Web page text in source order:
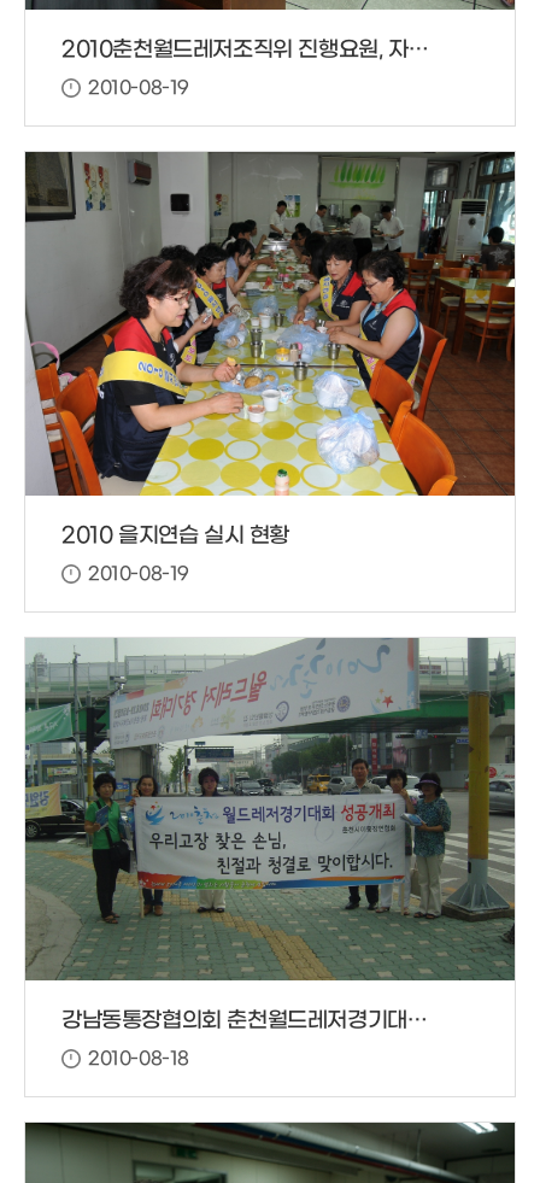
2010춘천월드레저조직위 진행요원, 자원봉사자 직무교육 실시
2010-08-19
2010 을지연습 실시 현황
2010-08-19
강남동통장협의회 춘천월드레저경기대회 홍보 캠페인 전개
2010-08-18